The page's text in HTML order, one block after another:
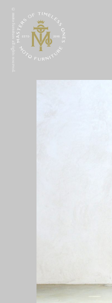
© moto furniture all rights reserved.